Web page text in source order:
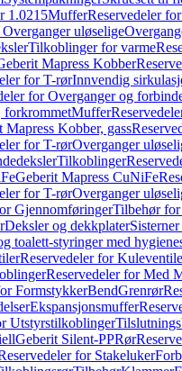
1.0215MufferReservedeler
uløselige
Tilkoblinger for varme
Mapress Kobber
for T-rørInnvendig
for Overganger og
forkrommetMuffer
Mapress Kobber, gass
for T-rørOverganger
Tilkoblinger
Geberit Mapress CuNiFe
for T-rørOverganger
GjennomføringerTilbehør
Deksler og dekkplater
toalett-styringer med
Reservedeler for
Reservedeler for Med
FormstykkerBendGrenrør
Ekspansjonsmuffer
Utstyrstilkoblinger
Geberit Silent-PPRør
for Stakeluker